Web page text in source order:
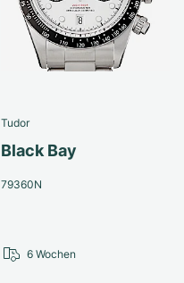
Tudor
Black Bay
79360N
6 Wochen